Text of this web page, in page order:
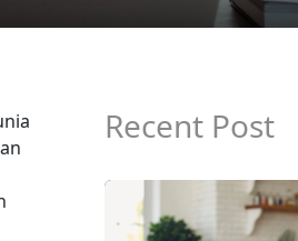
Recent Post